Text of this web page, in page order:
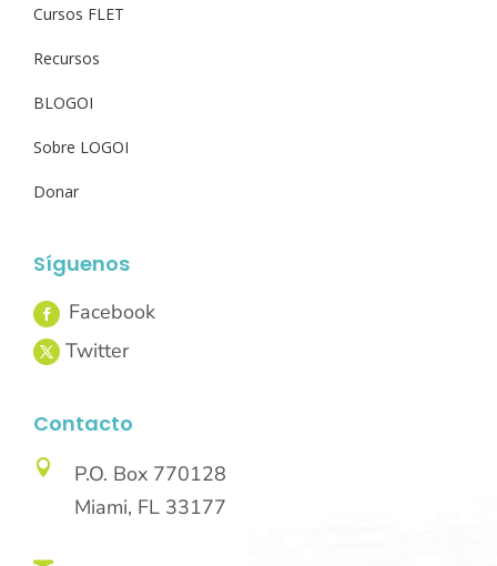
Cursos FLET
Recursos
BLOGOI
Sobre LOGOI
Donar
Síguenos
Contacto

P.O. Box 770128
Miami, FL 33177